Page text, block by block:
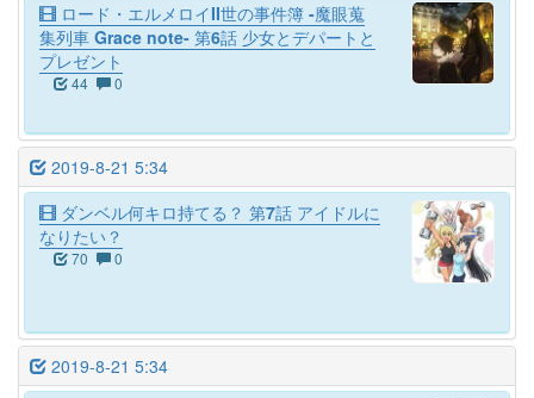
ロード・エルメロイII世の事件簿 -魔眼蒐
集列車 Grace note- 第6話 少女とデパートと
プレゼント
44 0
2019-8-21 5:34
ダンベル何キロ持てる？ 第7話 アイドルに
なりたい？
70 0
2019-8-21 5:34